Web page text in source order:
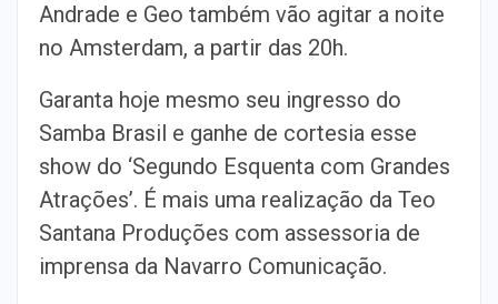
Andrade e Geo também vão agitar a noite
no Amsterdam, a partir das 20h.
Garanta hoje mesmo seu ingresso do
Samba Brasil e ganhe de cortesia esse
show do ‘Segundo Esquenta com Grandes
Atrações’. É mais uma realização da Teo
Santana Produções com assessoria de
imprensa da Navarro Comunicação.